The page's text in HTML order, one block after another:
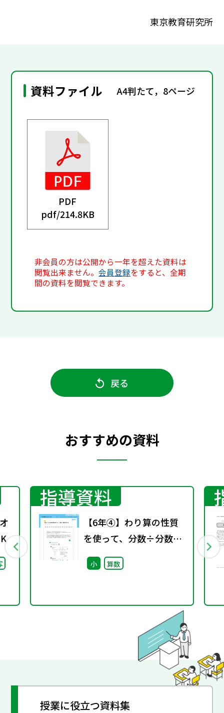
東京教育研究所
資料ファイル A4判たて，8ページ
PDF
pdf/214.8KB
非会員の方は公開から一年を超えた資料は
閲覧出来ません。会員登録をすると、全期
間の資料を閲覧できます。
戻る
おすすめの資料
指導資料
【6年④】わり算の性質
を使って、分数÷分数を
考える
小 算数
授業に役立つ資料集